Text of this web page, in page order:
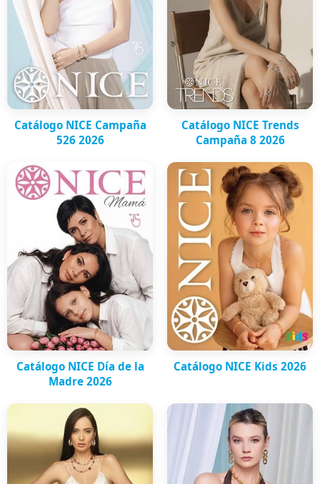
Catálogo NICE Campaña
526 2026
Catálogo NICE Trends
Campaña 8 2026
Catálogo NICE Día de la
Madre 2026
Catálogo NICE Kids 2026